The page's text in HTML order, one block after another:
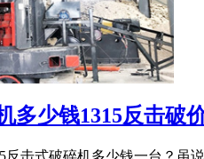
多少钱1315反击破
反击式破碎机多少钱一台？虽